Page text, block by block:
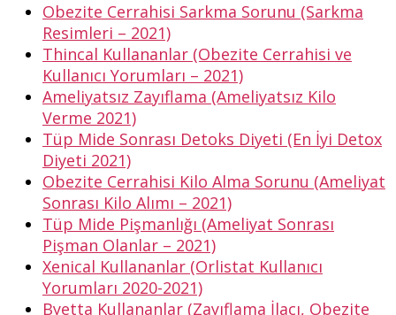
Obezite Cerrahisi Sarkma Sorunu (Sarkma
Resimleri – 2021)
Thincal Kullananlar (Obezite Cerrahisi ve
Kullanıcı Yorumları – 2021)
Ameliyatsız Zayıflama (Ameliyatsız Kilo
Verme 2021)
Tüp Mide Sonrası Detoks Diyeti (En İyi Detox
Diyeti 2021)
Obezite Cerrahisi Kilo Alma Sorunu (Ameliyat
Sonrası Kilo Alımı – 2021)
Tüp Mide Pişmanlığı (Ameliyat Sonrası
Pişman Olanlar – 2021)
Xenical Kullananlar (Orlistat Kullanıcı
Yorumları 2020-2021)
Byetta Kullananlar (Zayıflama İlacı, Obezite